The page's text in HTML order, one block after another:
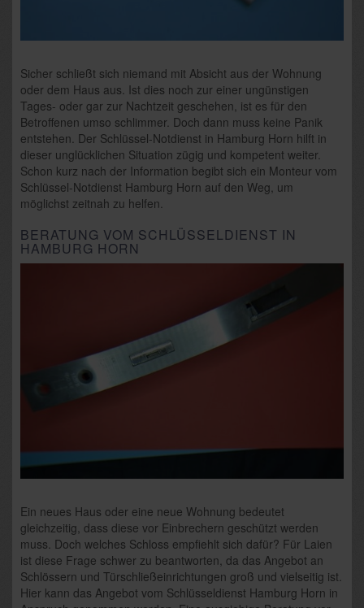
Sicher schließt sich niemand mit Absicht aus der Wohnung
oder dem Haus aus. Ist dies noch zur einer ungünstigen
Tages- oder gar zur Nachtzeit geschehen, ist es für den
Betroffenen umso schlimmer. Doch dann muss keine Panik
entstehen. Der Schlüssel-Notdienst in Hamburg Horn hilft in
dieser unglücklichen Situation zügig und kompetent weiter.
Schon kurz nach der Information begibt sich ein Monteur vom
Schlüssel-Notdienst Hamburg Horn auf den Weg, um
möglichst zeitnah zu helfen.
BERATUNG VOM SCHLÜSSELDIENST IN
HAMBURG HORN
Ein neues Haus oder eine neue Wohnung bedeutet
gleichzeitig, dass diese vor Einbrechern geschützt werden
muss. Doch welches Schloss empfiehlt sich dafür? Für Laien
ist diese Frage schwer zu beantworten, da das Angebot an
Schlössern und Türschließeinrichtungen groß und vielseitig ist.
Hier kann das Angebot vom Schlüsseldienst Hamburg Horn in